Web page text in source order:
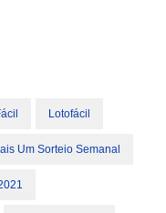
Lotofácil
Um Sorteio Semanal